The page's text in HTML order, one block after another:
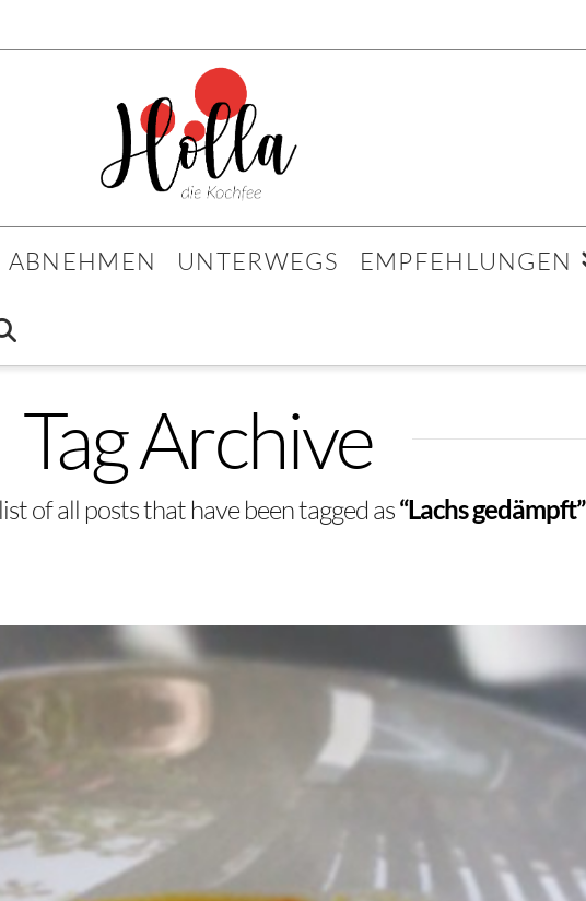
ABNEHMEN UNTERWEGS EMPFEHLUNGEN
Tag Archive
of all posts that have been tagged as“Lachs gedämpft”